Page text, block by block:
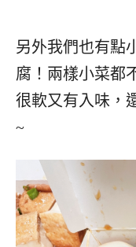
另外我們也有點
腐！兩樣小菜都
很軟又有入味，
~